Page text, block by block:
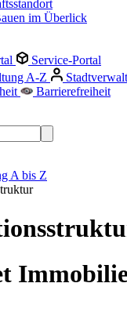
im Überlick
Service-Portal
A-Z
Barrierefreiheit
A bis Z